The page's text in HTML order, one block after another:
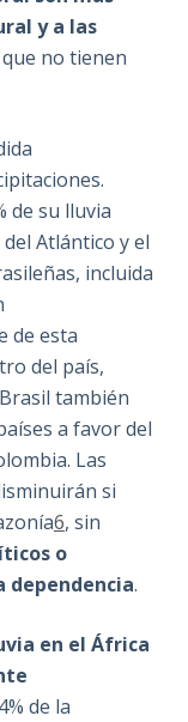
y a las
no tienen
de su lluvia
Atlántico y el
incluida
de esta
del país,
también
a favor del
Las
si
6, sin
o
dependencia.
en el África
de la